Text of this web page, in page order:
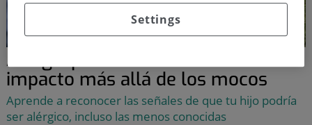
Alergia primaveral en niños: su
impacto más allá de los mocos
Aprende a reconocer las señales de que tu hijo podría
ser alérgico, incluso las menos conocidas
Settings